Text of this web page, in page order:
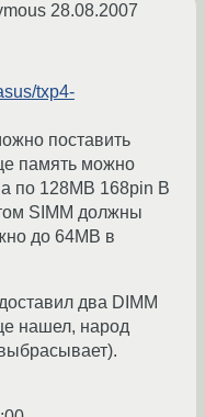
28.08.2007
txp4-
поставить
память можно
по 128MB 168pin В
SIMM должны
до 64MB в
два DIMM
нашел, народ